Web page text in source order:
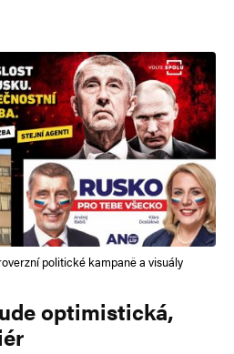
politické kampaně a visuály
optimistická,